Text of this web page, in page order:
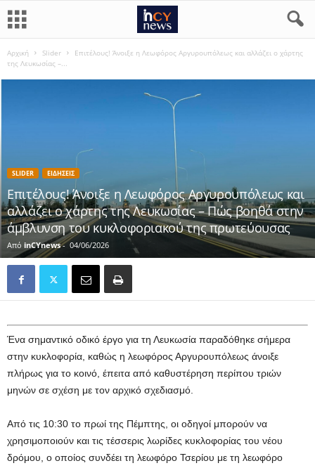
Αρχική Slider
Επιτέλους! Άνοιξε η Λεωφόρος Αργυρουπόλεως και αλλάζει ο χάρτης
της Λευκωσίας –...
SLIDER ΕΙΔΗΣΕΙΣ
Επιτέλους! Άνοιξε η Λεωφόρος Αργυρουπόλεως και
αλλάζει ο χάρτης της Λευκωσίας – Πώς βοηθά στην
άμβλυνση του κυκλοφοριακού της πρωτεύουσας
Από inCYnews- 04/06/2026
Ένα σημαντικό οδικό έργο για τη Λευκωσία παραδόθηκε σήμερα
στην κυκλοφορία, καθώς η λεωφόρος Αργυρουπόλεως άνοιξε
πλήρως για το κοινό, έπειτα από καθυστέρηση περίπου τριών
μηνών σε σχέση με τον αρχικό σχεδιασμό.
Από τις 10:30 το πρωί της Πέμπτης, οι οδηγοί μπορούν να
χρησιμοποιούν και τις τέσσερις λωρίδες κυκλοφορίας του νέου
δρόμου, ο οποίος συνδέει τη λεωφόρο Τσερίου με τη λεωφόρο